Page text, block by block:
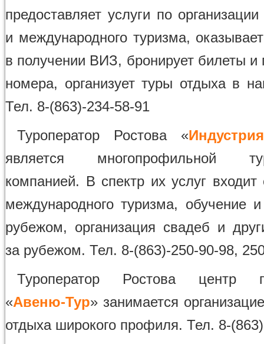
предоставляет услуги по организации
и международного туризма,
в получении ВИЗ, бронирует билеты и
номера, организует туры отдыха в
Тел. 8-(863)-234-58-91
Туроператор Ростова «
является многопрофильной
компанией. В спектр их услуг входит
международного туризма, обучение
рубежом, организация свадеб и
за рубежом. Тел. 8-(863)-250-90-98,
Туроператор Ростова центр
«Авеню-Тур» занимается
отдыха широкого профиля. Тел. 8-